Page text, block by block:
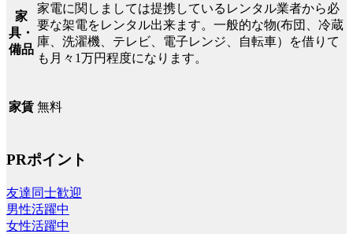
家
具・
備品
家電に関しましては提携しているレンタル業者から必
要な架電をレンタル出来ます。一般的な物(布団、冷蔵
庫、洗濯機、テレビ、電子レンジ、自転車）を借りて
も月々1万円程度になります。
家賃 無料
PRポイント
友達同士歓迎
男性活躍中
女性活躍中